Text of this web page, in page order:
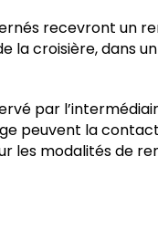
recevront un
la croisière, dans
par
peuvent la
les modalités de